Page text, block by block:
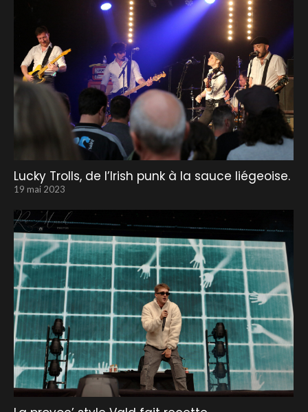
Lucky Trolls, de l’Irish punk à la sauce liégeoise.
19 mai 2023